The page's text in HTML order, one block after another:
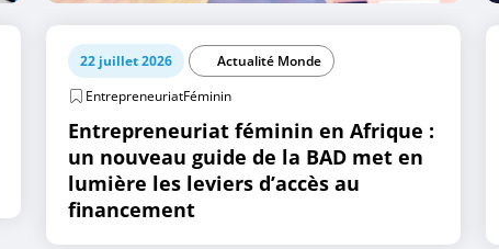
22 juillet 2026
Actualité Monde
EntrepreneuriatFéminin
Entrepreneuriat féminin en Afrique :
un nouveau guide de la BAD met en
lumière les leviers d’accès au
financement